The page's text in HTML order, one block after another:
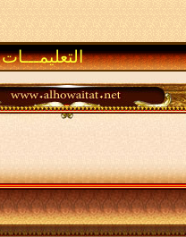
التعليمـــات